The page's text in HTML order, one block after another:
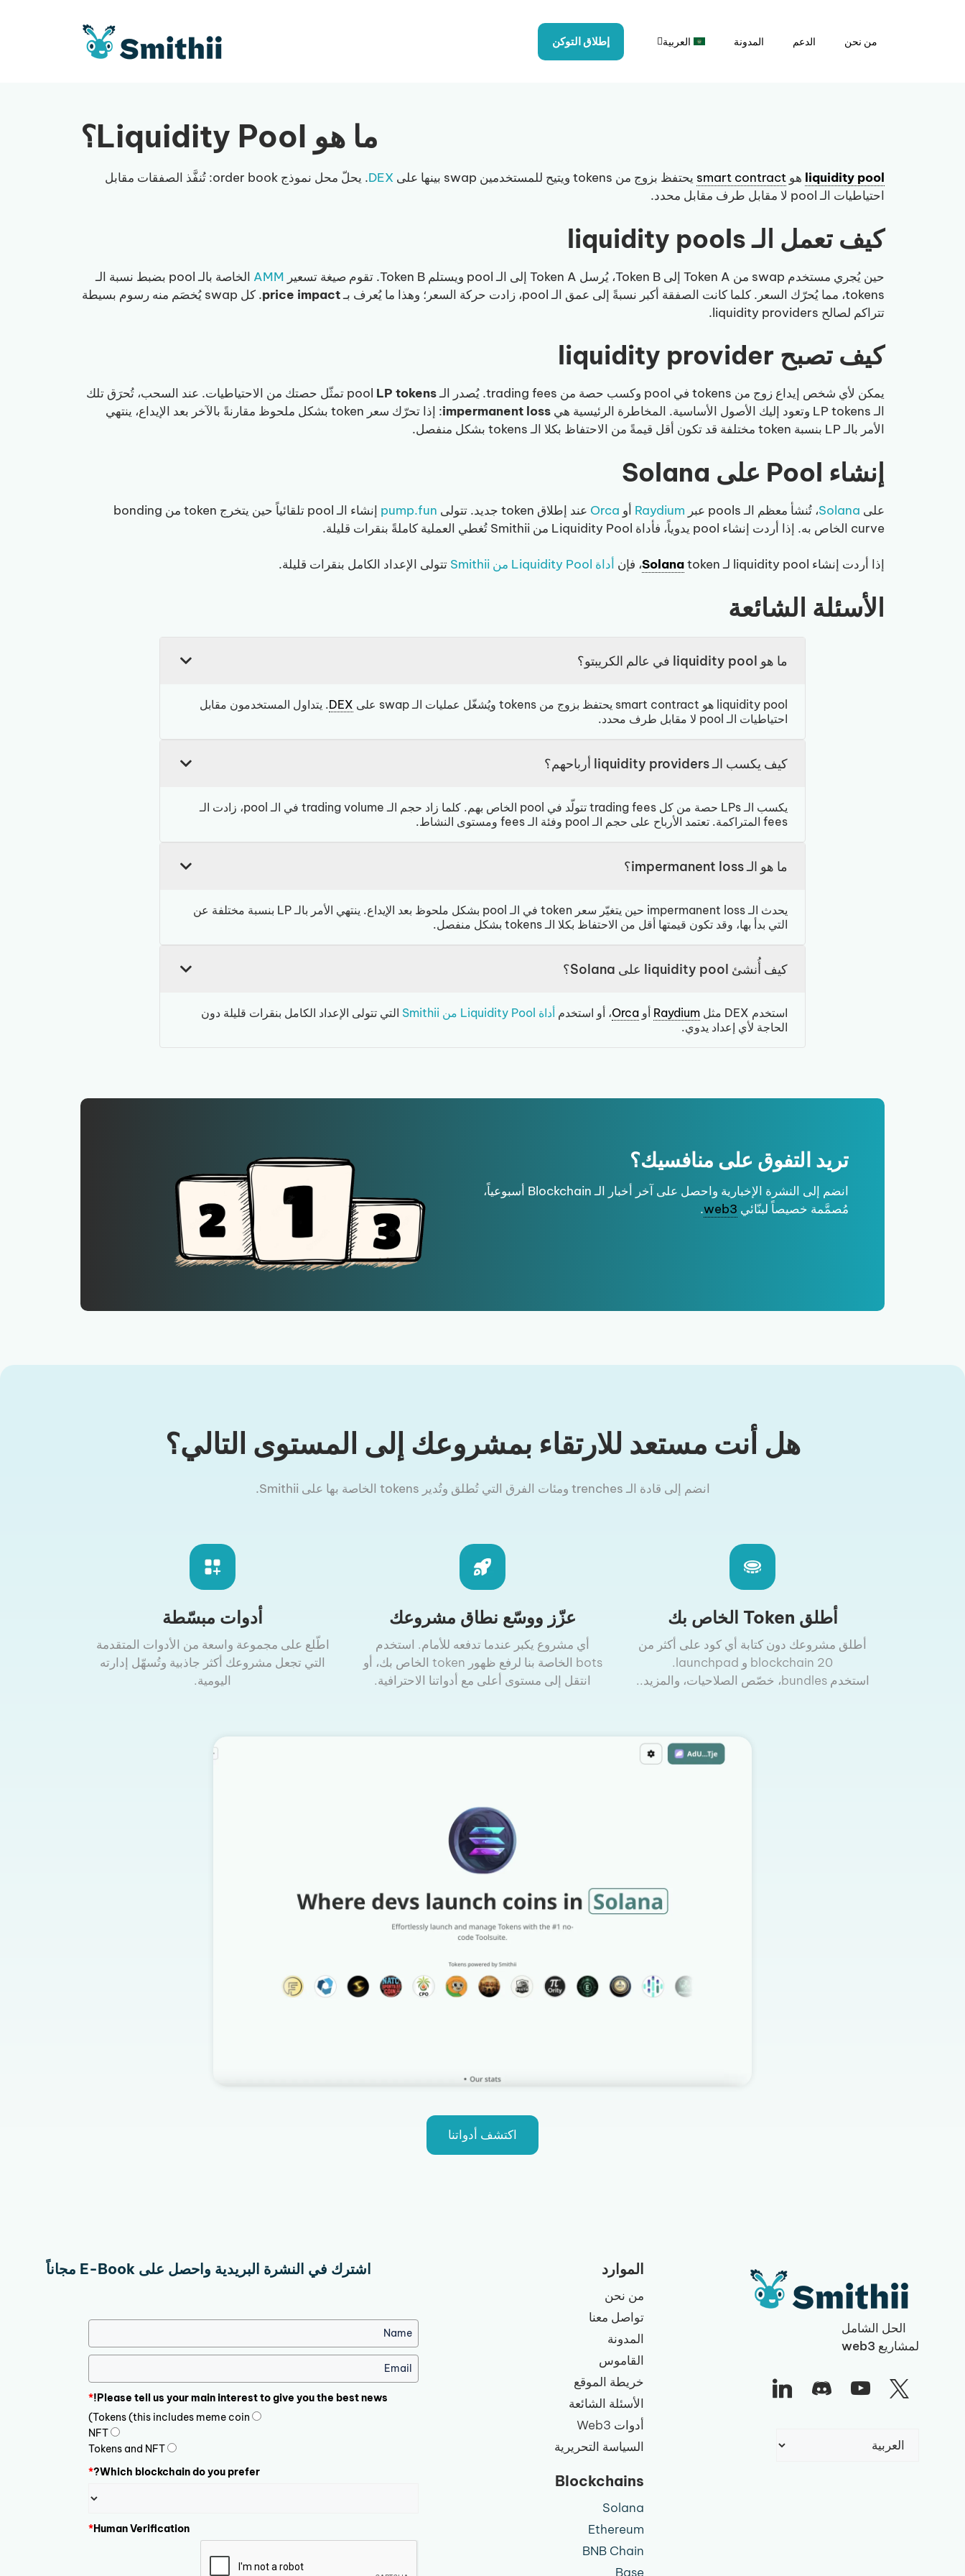
من نحن الدعم المدونة العربية إطلاق التوكن
ما هو Liquidity Pool؟
liquidity pool هو smart contract يحتفظ بزوج من tokens ويتيح للمستخدمين swap بينها على DEX
. يحلّ محل نموذج order book: تُنفَّذ الصفقات مقابل
احتياطيات الـ pool لا مقابل طرف مقابل محدد.
كيف تعمل الـ liquidity pools
حين يُجري مستخدم swap من Token A إلى Token B، يُرسل Token A إلى الـ pool ويستلم Token B. تقوم صيغة تسعير AMM
الخاصة بالـ pool بضبط نسبة الـ
tokens، مما يُحرّك السعر. كلما كانت الصفقة أكبر نسبةً إلى عمق الـ pool، زادت حركة السعر؛ وهذا ما يُعرف بـ
price impact
. كل swap يُخصَم منه رسوم بسيطة
تتراكم لصالح liquidity providers.
كيف تصبح liquidity provider
يمكن لأي شخص إيداع زوج من tokens في pool وكسب حصة من trading fees. يُصدر الـ pool LP tokens
تمثّل حصتك من الاحتياطيات. عند السحب، تُحرَق تلك
الـ LP tokens وتعود إليك الأصول الأساسية. المخاطرة الرئيسية هي
impermanent loss
: إذا تحرّك سعر token بشكل ملحوظ مقارنةً بالآخر بعد الإيداع، ينتهي
الأمر بالـ LP بنسبة token مختلفة قد تكون أقل قيمةً من الاحتفاظ بكلا الـ tokens بشكل منفصل.
إنشاء Pool على Solana
على Solana، تُنشأ معظم الـ pools عبر Raydium أو Orca عند إطلاق token جديد. تتولى pump.fun
إنشاء الـ pool تلقائياً حين يتخرج token من bonding
curve الخاص به. إذا أردت إنشاء pool يدوياً، فأداة Liquidity Pool من Smithii تُغطي العملية كاملةً بنقرات قليلة.
إذا أردت إنشاء liquidity pool لـ Solanatoken، فإن أداة Liquidity Pool من Smithii تتولى الإعداد الكامل بنقرات قليلة.
الأسئلة الشائعة
ما هو liquidity pool في عالم الكريبتو؟
liquidity pool هو smart contract يحتفظ بزوج من tokens ويُشغّل عمليات الـ swap على DEX. يتداول المستخدمون مقابل
احتياطيات الـ pool لا مقابل طرف محدد.
كيف يكسب الـ liquidity providers أرباحهم؟
يكسب الـ LPs حصة من كل trading fees تتولّد في pool الخاص بهم. كلما زاد حجم الـ trading volume في الـ pool، زادت الـ
fees المتراكمة. تعتمد الأرباح على حجم الـ pool وفئة الـ fees ومستوى النشاط.
ما هو الـ impermanent loss؟
يحدث الـ impermanent loss حين يتغيّر سعر token في الـ pool بشكل ملحوظ بعد الإيداع. ينتهي الأمر بالـ LP بنسبة مختلفة عن
التي بدأ بها، وقد تكون قيمتها أقل من الاحتفاظ بكلا الـ tokens بشكل منفصل.
كيف أُنشئ liquidity pool على Solana؟
استخدم DEX مثل Raydium أو Orca، أو استخدم أداة Liquidity Pool من Smithii
التي تتولى الإعداد الكامل بنقرات قليلة دون
الحاجة لأي إعداد يدوي.
تريد التفوق على منافسيك؟
انضم إلى النشرة الإخبارية واحصل على آخر أخبار الـ Blockchain أسبوعياً،
مُصمَّمة خصيصاً لبنّائي web3
.
هل أنت مستعد للارتقاء بمشروعك إلى المستوى التالي؟
انضم إلى قادة الـ trenches ومئات الفرق التي تُطلق وتُدير tokens الخاصة بها على Smithii.
أطلق Token الخاص بك
أطلق مشروعك دون كتابة أي كود على أكثر من
20 blockchain و launchpad.
استخدم bundles، خصّص الصلاحيات، والمزيد..
عزّز ووسّع نطاق مشروعك
أي مشروع يكبر عندما تدفعه للأمام. استخدم
bots الخاصة بنا لرفع ظهور token الخاص بك، أو
انتقل إلى مستوى أعلى مع أدواتنا الاحترافية.
أدوات مبسّطة
اطّلع على مجموعة واسعة من الأدوات المتقدمة
التي تجعل مشروعك أكثر جاذبية وتُسهّل إدارته
اليومية.
اكتشف أدواتنا
الحل الشامل
لمشاريع web3
اختر
الموارد
من نحن
تواصل معنا
المدونة
القاموس
خريطة الموقع
الأسئلة الشائعة
أدوات Web3
السياسة التحريرية
Blockchains
Solana
Ethereum
BNB Chain
Base
اشترك في النشرة البريدية واحصل على E-Book مجاناً
Please tell us your main interest to give you the best news!
*
Tokens (this includes meme coin)
NFT
Tokens and NFT
Which blockchain do you prefer?
*
Human Verification
*